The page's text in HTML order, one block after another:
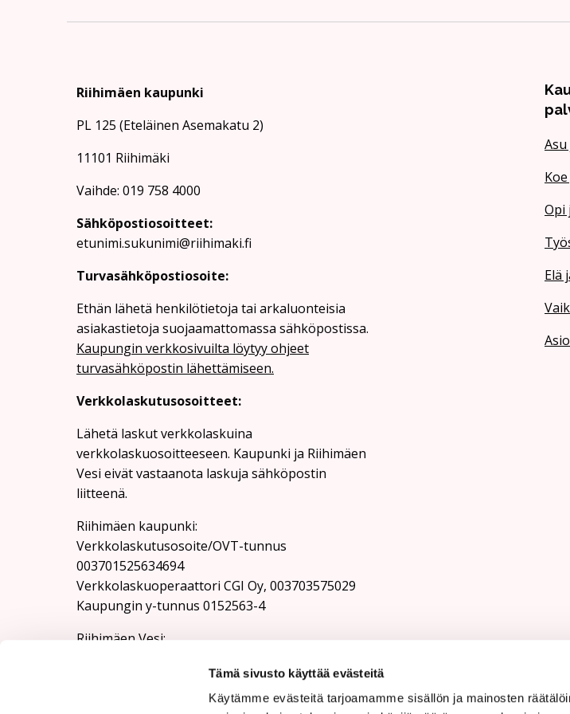
Tämä sivusto käyttää evästeitä
Käytämme evästeitä tarjoamamme sisällön ja mainosten
Riihimäen kaupunki
PL 125 (Eteläinen Asemakatu 2)
11101 Riihimäki
Vaihde: 019 758 4000
Sähköpostiosoitteet:
etunimi.sukunimi@riihimaki.fi
Turvasähköpostiosoite:
Ethän lähetä henkilötietoja tai arkaluonteisia
asiakastietoja suojaamattomassa sähköpostissa.
Kaupungin verkkosivuilta löytyy ohjeet
turvasähköpostin lähettämiseen.
Verkkolaskutusosoitteet:
Lähetä laskut verkkolaskuina
verkkolaskuosoitteeseen. Kaupunki ja Riihimäen
Vesi eivät vastaanota laskuja sähköpostin
liitteenä.
Riihimäen kaupunki:
Verkkolaskutusosoite/OVT-tunnus
003701525634694
Verkkolaskuoperaattori CGI Oy, 003703575029
Kaupungin y-tunnus 0152563-4
Rii­hi­mäen Vesi:
Verkkolaskuoperaattori CGI Oy, 003703575029
Opi
Elä